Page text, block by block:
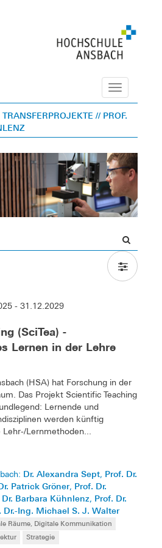
Navigation
// PROF.
- 31.12.2029
(SciTea) -
Lernen in der Lehre
(HSA) hat Forschung in der
Das Projekt Scientific Teaching
Lernende und
werden künftig
Lehr-/Lernmethoden...
Dr. Alexandra Sept, Prof. Dr.
Patrick Gröner, Prof. Dr.
Dr. Barbara Kühnlenz, Prof. Dr.
Dr.-Ing. Michael S. J. Walter
Räume, Digitale Kommunikation
Strategie